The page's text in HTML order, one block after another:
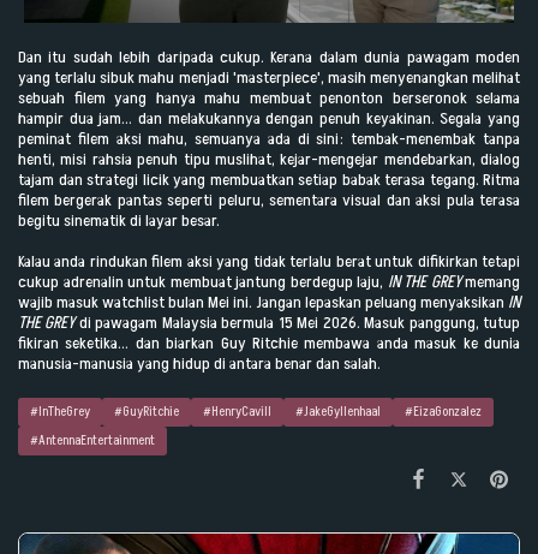
Dan itu sudah lebih daripada cukup. Kerana dalam dunia pawagam moden
yang terlalu sibuk mahu menjadi 'masterpiece', masih menyenangkan melihat
sebuah filem yang hanya mahu membuat penonton berseronok selama
hampir dua jam… dan melakukannya dengan penuh keyakinan. Segala yang
peminat filem aksi mahu, semuanya ada di sini: tembak-menembak tanpa
henti, misi rahsia penuh tipu muslihat, kejar-mengejar mendebarkan, dialog
tajam dan strategi licik yang membuatkan setiap babak terasa tegang. Ritma
filem bergerak pantas seperti peluru, sementara visual dan aksi pula terasa
begitu sinematik di layar besar.
Kalau anda rindukan filem aksi yang tidak terlalu berat untuk difikirkan tetapi
cukup adrenalin untuk membuat jantung berdegup laju, IN THE GREYmemang
wajib masuk watchlist bulan Mei ini. Jangan lepaskan peluang menyaksikan IN
THE GREYdi pawagam Malaysia bermula 15 Mei 2026. Masuk panggung, tutup
fikiran seketika… dan biarkan Guy Ritchie membawa anda masuk ke dunia
manusia-manusia yang hidup di antara benar dan salah.
#InTheGrey #GuyRitchie #HenryCavill #JakeGyllenhaal
#EizaGonzalez
#AntennaEntertainment